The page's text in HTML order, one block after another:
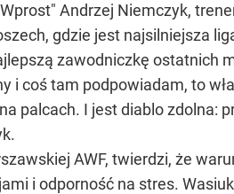
Andrzej Niemczyk,
gdzie jest najsilniejsza
zawodniczkę ostatnich
i coś tam podpowiadam, to
palcach. I jest diablo zdolna:
AWF, twierdzi, że
i odporność na stres.